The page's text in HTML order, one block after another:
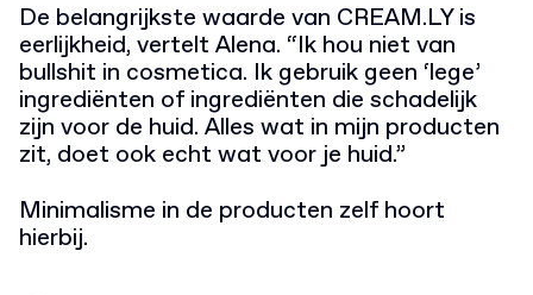
De belangrijkste waarde van CREAM.LY is
eerlijkheid, vertelt Alena. “Ik hou niet van
bullshit in cosmetica. Ik gebruik geen ‘lege’
ingrediënten of ingrediënten die schadelijk
zijn voor de huid. Alles wat in mijn producten
zit, doet ook echt wat voor je huid.”
Minimalisme in de producten zelf hoort
hierbij.